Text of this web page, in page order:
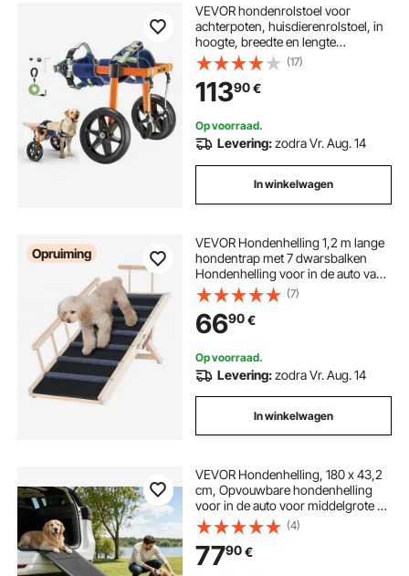
VEVOR hondenrolstoel voor
achterpoten, huisdierenrolstoel, in
hoogte, breedte en lengte
verstelbaar, hondenbuggy met
schokabsorberende wielen, voor
gewonde en gehandicapte honden
van 15,88-21,77 kg
(17)
11390€
Op voorraad.
Levering:zodra Vr. Aug. 14
In winkelwagen
Opruiming
VEVOR Hondenhelling 1,2 m lange
hondentrap met 7 dwarsbalken
Hondenhelling voor in de auto van
grenenrubber Hondeninstaphulp 6
niveaus in hoogte verstelbaar
Dierenhelling ca. 113 kg
laadvermogen voor grote kleine
honden
(7)
6690€
Op voorraad.
Levering:zodra Vr. Aug. 14
In winkelwagen
VEVOR Hondenhelling, 180 x 43,2
cm, Opvouwbare hondenhelling
voor in de auto voor middelgrote en
grote honden tot 113 kg, Instaphulp
met antislip Oxford-stofoppervlak,
Draagbare hondentrap voor SUV's
en vrachtwagens
(4)
7790€